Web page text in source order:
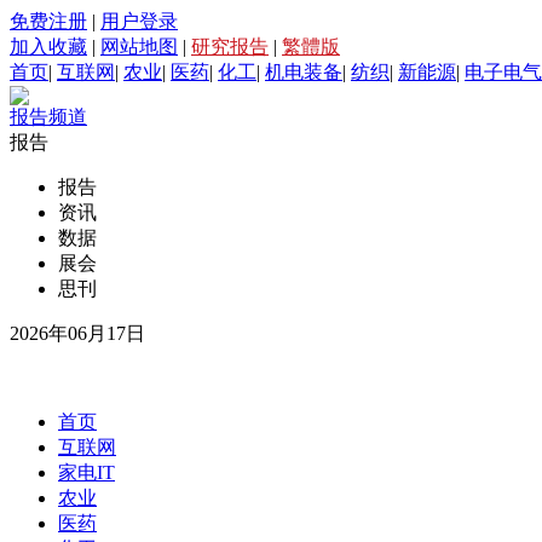
免费注册 | 用户登录
加入收藏 | 网站地图 | 研究报告 | 繁體版
首页| 互联网 | 农业| 医药| 化工| 机电装备| 纺织| 新能源| 电子电气
报告频道
报告
报告
资讯
数据
展会
思刊
2026年06月17日
首页
互联网
家电IT
农业
医药